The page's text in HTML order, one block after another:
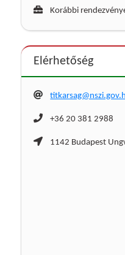
Korábbi
Elérhetőség
+36 20 381 2988
1142 Budapest